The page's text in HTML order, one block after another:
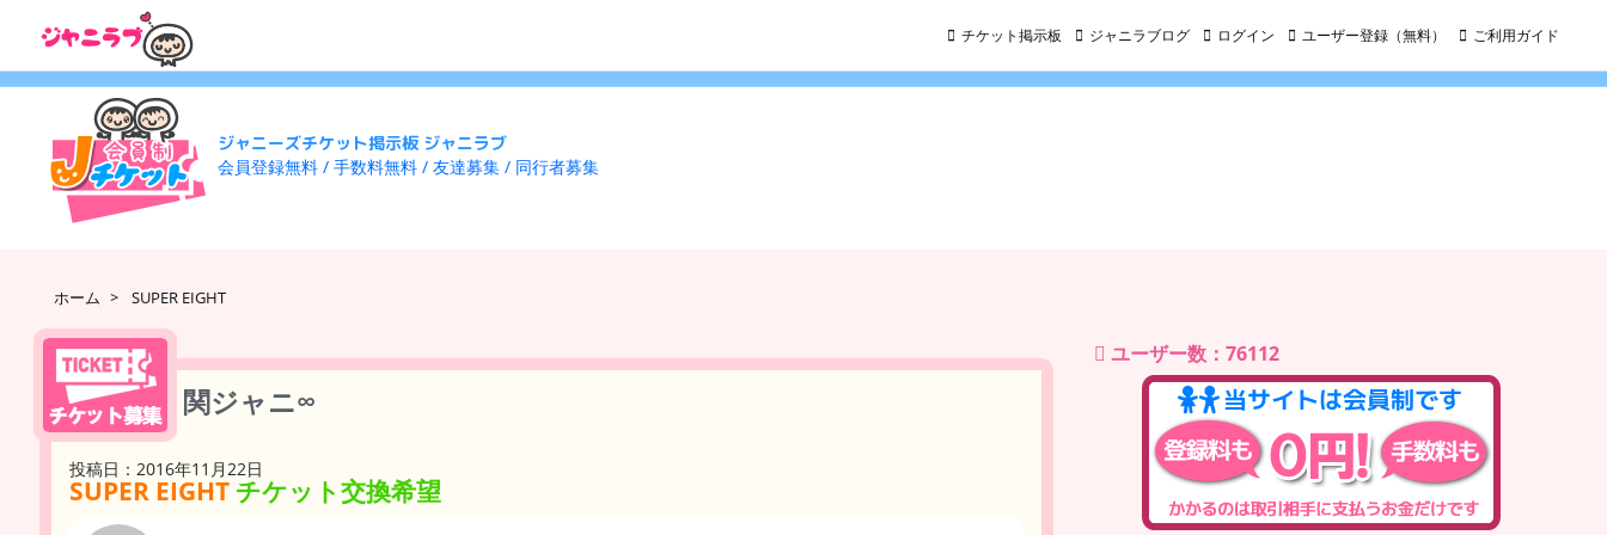
ジャニーズチケット掲示板 ジャニラブ
会員登録無料 / 手数料無料 / 友達募集 / 同行者募集
チケット掲示板 ジャニラブログ ログイン ユーザー登録（無料） ご利用ガイド
ホーム > SUPER EIGHT
関ジャニ∞
投稿日：2016年11月22日
SUPER EIGHT チケット交換希望
ユーザー数：76112